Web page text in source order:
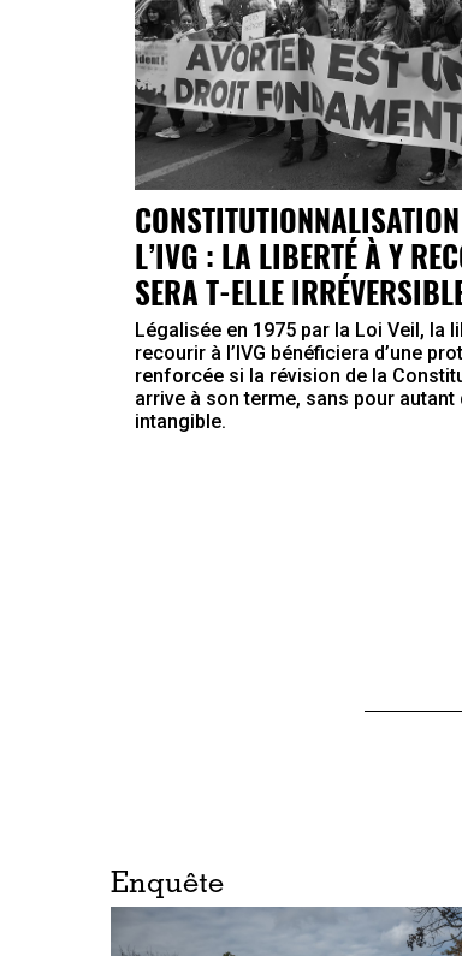
L’IVG : LA LIBERTÉ À Y
SERA T-ELLE
Légalisée en 1975 par la Loi Veil, la
recourir à l’IVG bénéficiera d’une
renforcée si la révision de la
arrive à son terme, sans pour autant
intangible.
Enquête